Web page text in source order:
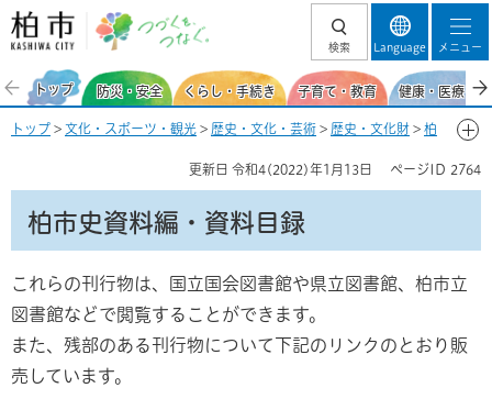
柏市 つづくを、
検索 Language メニュー
トップ 防災・安全 くらし・手続き 子育て・教育 健康・医療・
トップ > 文化・スポーツ・観光 > 歴史・文化・芸術 > 歴史・文化財 > 柏
更新日 令和4(2022)年1月13日 ページID 2764
柏市史資料編・資料目録
これらの刊行物は、国立国会図書館や県立図書館、柏市立
図書館などで閲覧することができます。
また、残部のある刊行物について下記のリンクのとおり販
売しています。